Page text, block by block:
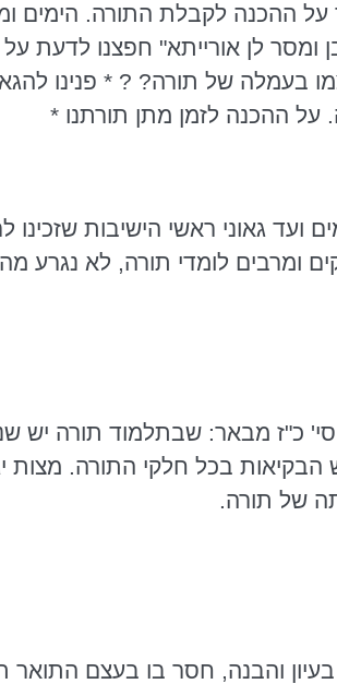
על ההכנה לקבלת התורה. הימים
ומסר לן אורייתא" חפצנו לדעת
בעמלה של תורה? ? * פנינו
ההכנה לזמן מתן תורתנו *
ועד גאוני ראשי הישיבות
ומרבים לומדי תורה, לא נגרע
כ"ז מבאר: שבתלמוד תורה יש
הבקיאות בכל חלקי התורה.
של תורה.
והבנה, חסר בו בעצם התואר